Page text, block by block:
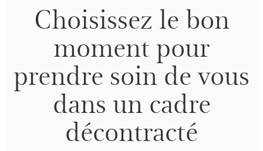
Choisissez le bon
moment pour
prendre soin de vous
dans un cadre
décontracté